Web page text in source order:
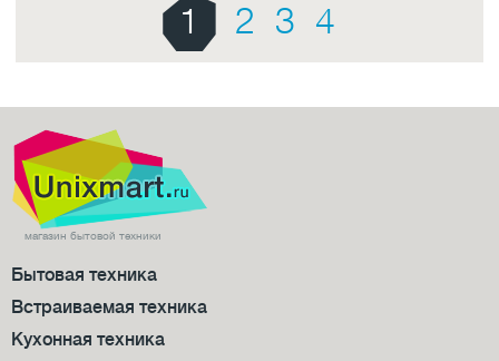
1 2 3 4
магазин бытовой техники
Бытовая техника
Встраиваемая техника
Кухонная техника